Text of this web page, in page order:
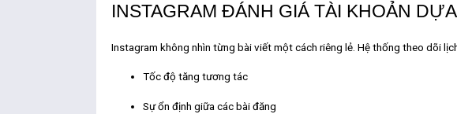
INSTAGRAM ĐÁNH GIÁ TÀI KHOẢN
Instagram không nhìn từng bài viết một cách riêng lẻ. Hệ thống theo dõi
Tốc độ tăng tương tác
Sự ổn định giữa các bài đăng